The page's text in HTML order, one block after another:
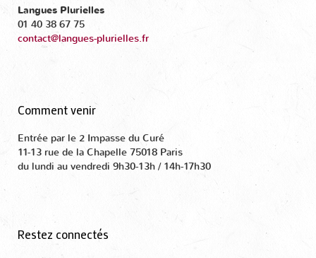
Langues Plurielles
01 40 38 67 75
contact@langues-plurielles.fr
Comment venir
Entrée par le 2 Impasse du Curé
11-13 rue de la Chapelle 75018 Paris
du lundi au vendredi 9h30-13h / 14h-17h30
Restez connectés